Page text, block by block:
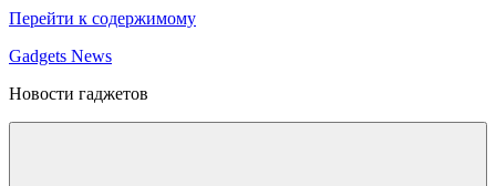
Перейти к содержимому
Gadgets News
Новости гаджетов